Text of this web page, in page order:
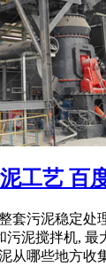
工艺 百
套污泥稳定处
污泥搅拌机, 最
从哪些地方收